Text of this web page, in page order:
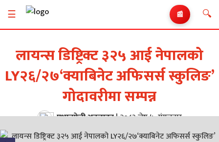
☰ 📰 🔍
लायन्स डिष्ट्रिक्ट ३२५ आई नेपालको
LY२६/२७‘क्याबिनेट अफिसर्स स्कुलिङ’
गोदावरीमा सम्पन्न
प्रभातफेरी अनलाइन|२०८३ जेष्ठ ५, मंगलबार